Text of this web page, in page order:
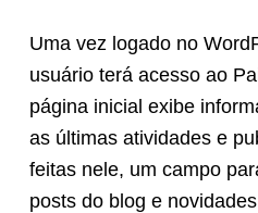
Uma vez logado no
usuário terá acesso ao
página inicial exibe
as últimas atividades e
feitas nele, um campo
posts do blog e